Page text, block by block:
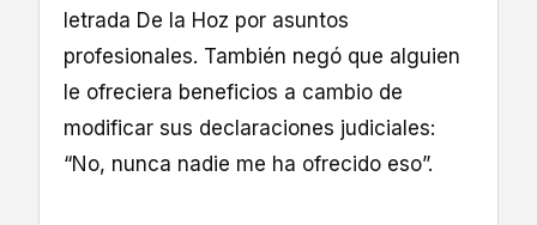
letrada De la Hoz por asuntos
profesionales. También negó que alguien
le ofreciera beneficios a cambio de
modificar sus declaraciones judiciales:
“No, nunca nadie me ha ofrecido eso”.